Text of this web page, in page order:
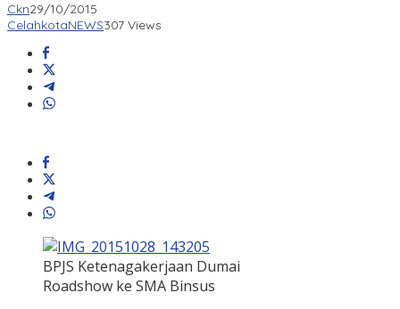
Ckn29/10/2015
CelahkotaNEWS307 Views
BPJS Ketenagakerjaan Dumai
Roadshow ke SMA Binsus